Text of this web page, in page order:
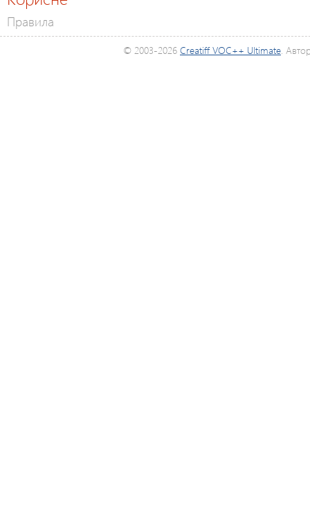
Правила
© 2003-2026 Creatiff VOC++ Ultimate.